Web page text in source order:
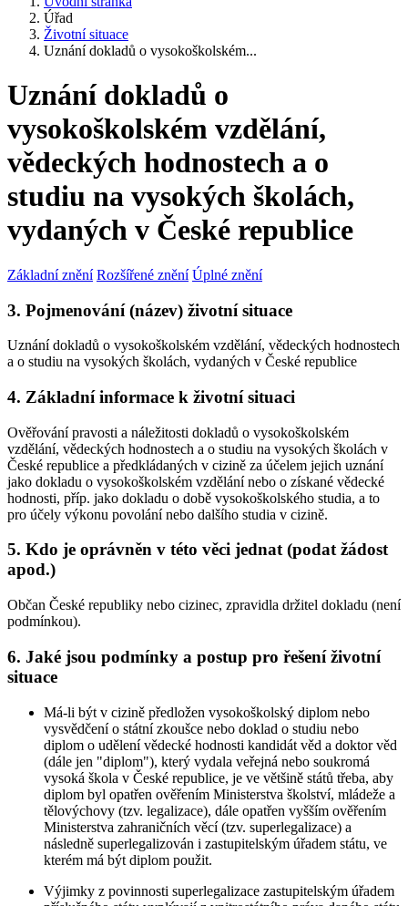
Úřad
Životní situace
Uznání dokladů o vysokoškolském...
Uznání dokladů o
vysokoškolském vzdělání,
vědeckých hodnostech a o
studiu na vysokých školách,
vydaných v České republice
Základní znění Rozšířené znění Úplné znění
3. Pojmenování (název) životní situace
Uznání dokladů o vysokoškolském vzdělání, vědeckých hodnostech
a o studiu na vysokých školách, vydaných v České republice
4. Základní informace k životní situaci
Ověřování pravosti a náležitosti dokladů o vysokoškolském
vzdělání, vědeckých hodnostech a o studiu na vysokých školách v
České republice a předkládaných v cizině za účelem jejich uznání
jako dokladu o vysokoškolském vzdělání nebo o získané vědecké
hodnosti, příp. jako dokladu o době vysokoškolského studia, a to
pro účely výkonu povolání nebo dalšího studia v cizině.
5. Kdo je oprávněn v této věci jednat (podat žádost
apod.)
Občan České republiky nebo cizinec, zpravidla držitel dokladu (není
podmínkou).
6. Jaké jsou podmínky a postup pro řešení životní
situace
Má-li být v cizině předložen vysokoškolský diplom nebo
vysvědčení o státní zkoušce nebo doklad o studiu nebo
diplom o udělení vědecké hodnosti kandidát věd a doktor věd
(dále jen "diplom"), který vydala veřejná nebo soukromá
vysoká škola v České republice, je ve většině států třeba, aby
diplom byl opatřen ověřením Ministerstva školství, mládeže a
tělovýchovy (tzv. legalizace), dále opatřen vyšším ověřením
Ministerstva zahraničních věcí (tzv. superlegalizace) a
následně superlegalizován i zastupitelským úřadem státu, ve
kterém má být diplom použit.
Výjimky z povinnosti superlegalizace zastupitelským úřadem